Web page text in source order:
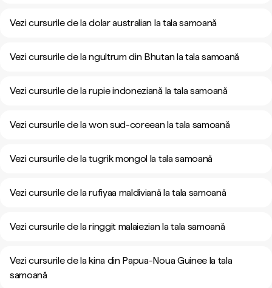
Vezi cursurile de la dolar australian la tala samoană
Vezi cursurile de la ngultrum din Bhutan la tala samoană
Vezi cursurile de la rupie indoneziană la tala samoană
Vezi cursurile de la won sud-coreean la tala samoană
Vezi cursurile de la tugrik mongol la tala samoană
Vezi cursurile de la rufiyaa maldiviană la tala samoană
Vezi cursurile de la ringgit malaiezian la tala samoană
Vezi cursurile de la kina din Papua-Noua Guinee la tala
samoană